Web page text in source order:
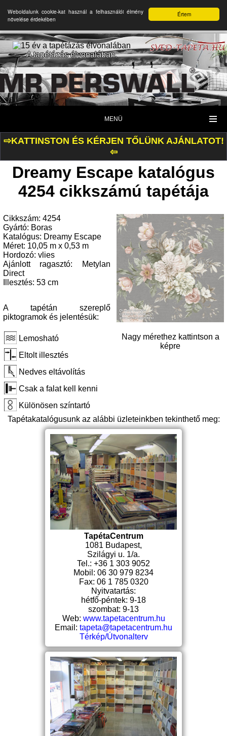
Értem
Weboldalunk cookie-kat használ a felhasználói élmény
növelése érdekében
A tapétázás élvonalában.
MENÜ
⇨KATTINSTON ÉS KÉRJEN TŐLÜNK AJÁNLATOT!
⇦
Dreamy Escape katalógus
4254 cikkszámú tapétája
Cikkszám: 4254
Gyártó: Boras
Katalógus: Dreamy Escape
Méret: 10,05 m x 0,53 m
Hordozó: vlies
Ajánlott ragasztó: Metylan
Direct
Illesztés: 53 cm
A tapétán szereplő
piktogramok és jelentésük:
Lemosható
Eltolt illesztés
Nedves eltávolítás
Csak a falat kell kenni
Különösen színtartó
Nagy mérethez kattintson a
képre
Tapétakatalógusunk az alábbi üzleteinkben tekinthető meg:
TapétaCentrum
1081 Budapest,
Szilágyi u. 1/a.
Tel.: +36 1 303 9052
Mobil: 06 30 979 8234
Fax: 06 1 785 0320
Nyitvatartás:
hétfő-péntek: 9-18
szombat: 9-13
Web: www.tapetacentrum.hu
Email: tapeta@tapetacentrum.hu
Térkép/Útvonalterv